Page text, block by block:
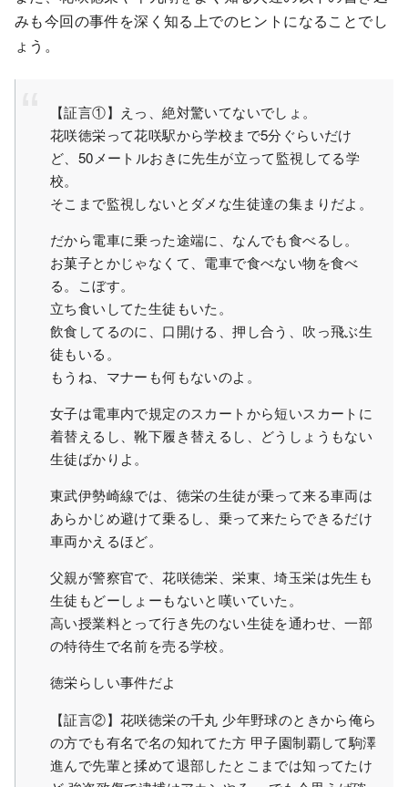
みも今回の事件を深く知る上でのヒントになることでし
ょう。
【証言①】えっ、絶対驚いてないでしょ。
花咲徳栄って花咲駅から学校まで5分ぐらいだけ
ど、50メートルおきに先生が立って監視してる学
校。
そこまで監視しないとダメな生徒達の集まりだよ。
だから電車に乗った途端に、なんでも食べるし。
お菓子とかじゃなくて、電車で食べない物を食べ
る。こぼす。
立ち食いしてた生徒もいた。
飲食してるのに、口開ける、押し合う、吹っ飛ぶ生
徒もいる。
もうね、マナーも何もないのよ。
女子は電車内で規定のスカートから短いスカートに
着替えるし、靴下履き替えるし、どうしょうもない
生徒ばかりよ。
東武伊勢崎線では、徳栄の生徒が乗って来る車両は
あらかじめ避けて乗るし、乗って来たらできるだけ
車両かえるほど。
父親が警察官で、花咲徳栄、栄東、埼玉栄は先生も
生徒もどーしょーもないと嘆いていた。
高い授業料とって行き先のない生徒を通わせ、一部
の特待生で名前を売る学校。
徳栄らしい事件だよ
【証言②】花咲徳栄の千丸 少年野球のときから俺ら
の方でも有名で名の知れてた方 甲子園制覇して駒澤
進んで先輩と揉めて退部したとこまでは知ってたけ